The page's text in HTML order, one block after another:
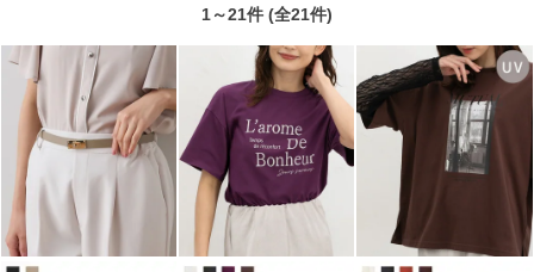
1～21件 (全21件)